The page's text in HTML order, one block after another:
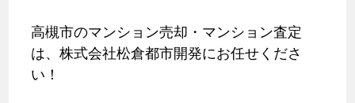
高槻市のマンション売却・マンション査定
は、株式会社松倉都市開発にお任せくださ
い！